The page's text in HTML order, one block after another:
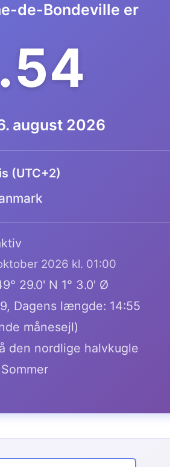
de-Bondeville er
august 2026
(UTC+2)
2026 kl. 01:00
29.0' N 1° 3.0' Ø
Dagens længde: 14:55
månesejl)
den nordlige halvkugle